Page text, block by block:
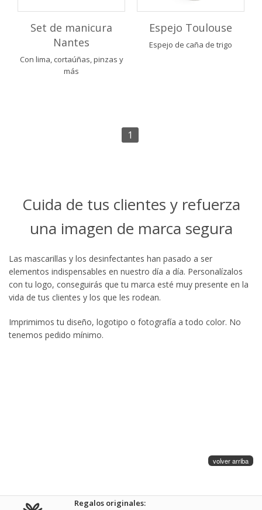
Set de manicura
Nantes
Con lima, cortaúñas, pinzas y
más
Espejo Toulouse
Espejo de caña de trigo
1
Cuida de tus clientes y refuerza
una imagen de marca segura
Las mascarillas y los desinfectantes han pasado a ser
elementos indispensables en nuestro día a día. Personalízalos
con tu logo, conseguirás que tu marca esté muy presente en la
vida de tus clientes y los que les rodean.
Imprimimos tu diseño, logotipo o fotografía a todo color. No
tenemos pedido mínimo.
volver arriba
Regalos originales: